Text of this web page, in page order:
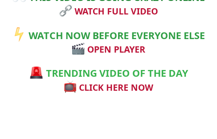
WATCH FULL VIDEO
WATCH NOW BEFORE EVERYONE ELSE
OPEN PLAYER
TRENDING VIDEO OF THE DAY
CLICK HERE NOW